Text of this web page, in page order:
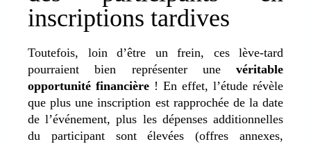
inscriptions tardives
Toutefois, loin d’être un frein, ces lève-tard
pourraient bien représenter une véritable
opportunité financière ! En effet, l’étude révèle
que plus une inscription est rapprochée de la date
de l’événement, plus les dépenses additionnelles
du participant sont élevées (offres annexes,